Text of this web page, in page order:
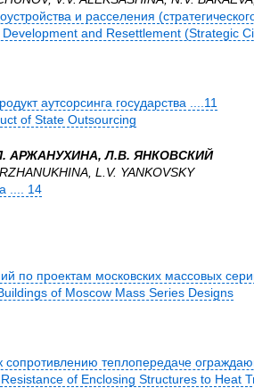
и расселения
and Resettlement (Strategic
аутсорсинга государства ....11
of State Outsourcing
АРЖАНУХИНА, Л.В. ЯНКОВСКИЙ
L.V. YANKOVSKY
.... 14
по проектам московских массовых
of Moscow Mass Series Designs
сопротивлению теплопередаче
of Enclosing Structures to Heat